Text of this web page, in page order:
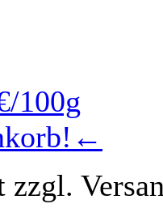
100g